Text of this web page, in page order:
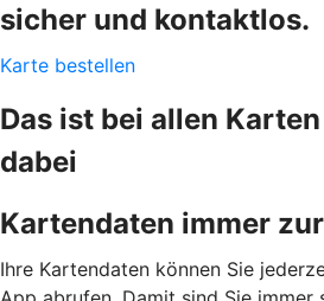
sicher und kontaktlos.
Karte bestellen
Das ist bei allen
dabei
Kartendaten immer
Ihre Kartendaten können Sie